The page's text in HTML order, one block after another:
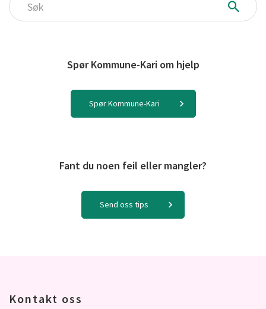
Søk
Spør Kommune-Kari om hjelp
Spør Kommune-Kari
Fant du noen feil eller mangler?
Send oss tips
Kontakt oss